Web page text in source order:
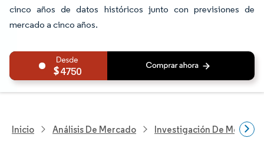
cinco años de datos históricos junto con previsiones de
mercado a cinco años.
4750
Inicio Análisis De Mercado Investigación De Mejoras